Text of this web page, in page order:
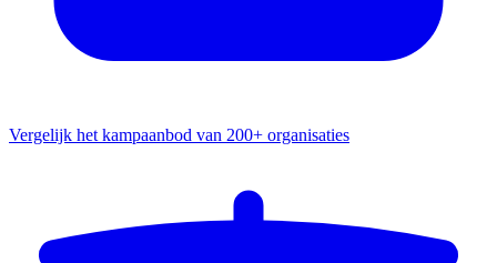
Vergelijk het kampaanbod van 200+ organisaties